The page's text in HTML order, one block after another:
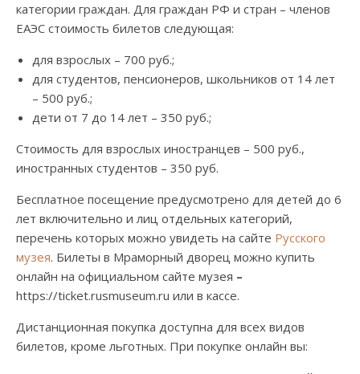
категории граждан. Для граждан РФ и стран – членов
ЕАЭС стоимость билетов следующая:
для взрослых – 700 руб.;
для студентов, пенсионеров, школьников от 14 лет
– 500 руб.;
дети от 7 до 14 лет – 350 руб.;
Стоимость для взрослых иностранцев – 500 руб.,
иностранных студентов – 350 руб.
Бесплатное посещение предусмотрено для детей до 6
лет включительно и лиц отдельных категорий,
перечень которых можно увидеть на сайте Русского
музея. Билеты в Мраморный дворец можно купить
онлайн на официальном сайте музея –
https://ticket.rusmuseum.ru или в кассе.
Дистанционная покупка доступна для всех видов
билетов, кроме льготных. При покупке онлайн вы: